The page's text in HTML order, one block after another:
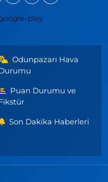
Odunpazarı Hava
Puan Durumu ve
Son Dakika Haberleri